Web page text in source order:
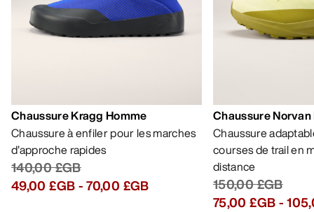
Chaussure Kragg Homme
Chaussure à enfiler pour les marches
d’approche rapides
140,00 £GB
49,00 £GB-70,00 £GB
Chaussure
Chaussure
courses de trail en
distance
150,00 £GB
75,00 £GB-